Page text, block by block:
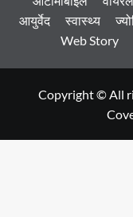
आयुर्वेद
स्वास्थ्य
Web Story
Copyright © All